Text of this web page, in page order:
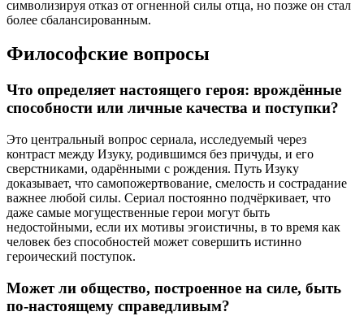
символизируя отказ от огненной силы отца, но позже он стал
более сбалансированным.
Философские вопросы
Что определяет настоящего героя: врождённые
способности или личные качества и поступки?
Это центральный вопрос сериала, исследуемый через
контраст между Изуку, родившимся без причуды, и его
сверстниками, одарёнными с рождения. Путь Изуку
доказывает, что самопожертвование, смелость и сострадание
важнее любой силы. Сериал постоянно подчёркивает, что
даже самые могущественные герои могут быть
недостойными, если их мотивы эгоистичны, в то время как
человек без способностей может совершить истинно
героический поступок.
Может ли общество, построенное на силе, быть
по-настоящему справедливым?